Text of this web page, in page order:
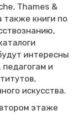
Thames &
также книги по
интересны
и
искусства.
этаже